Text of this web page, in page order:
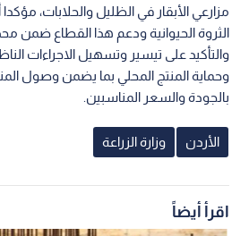
مزارعي الأبقار في الظليل والحلابات،
الثروة الحيوانية ودعم هذا القطاع ضمن
والتأكيد على تيسير وتسهيل الاجراءات
وحماية المنتج المحلي بما يضمن وصول
بالجودة والسعر المناسبين.
الأردن وزارة الزراعة
اقرأ أيضاً